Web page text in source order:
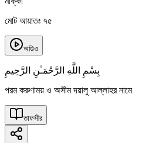
মোট আয়াতঃ ৭৫
অডিও
بِسْمِ اللَّهِ الرَّحْمَـٰنِ الرَّحِيمِ
পরম করুণাময় ও অসীম দয়ালু আল্লাহর নামে
তাফসীর